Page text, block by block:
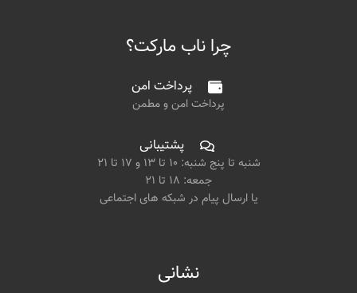
چرا ناب مارکت؟
پرداخت امن
پرداخت امن و مطمن
پشتیبانی
شنبه تا پنج شنبه: ۱۰ تا ۱۳ و ۱۷ تا ۲۱
جمعه: ۱۸ تا ۲۱
یا ارسال پیام در شبکه های اجتماعی
نشانی